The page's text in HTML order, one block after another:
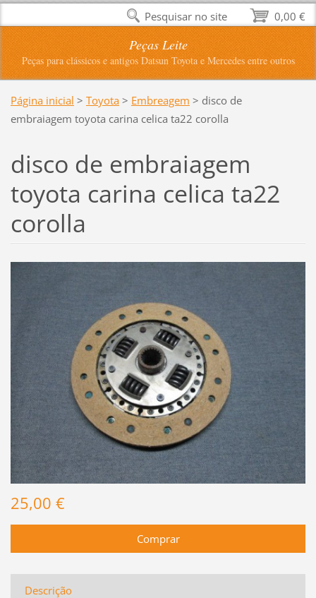
Peças Leite
Peças para clássicos e antigos Datsun Toyota e Mercedes entre outros
Página inicial > Toyota > Embreagem > disco de
embraiagem toyota carina celica ta22 corolla
disco de embraiagem
toyota carina celica ta22
corolla
25,00 €
Descrição
0,00 €
Pesquisar no site